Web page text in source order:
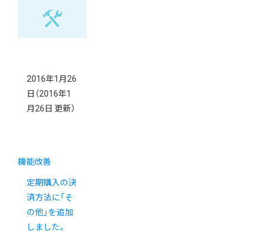
「MANY」のご
2016年1月26
日 （2016年1
月26日 更新）
機能改善
定期購入の決
済方法に「そ
の他」を追加
しました。